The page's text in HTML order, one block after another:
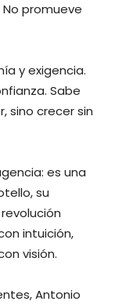
No promueve
y exigencia.
Sabe
sino crecer sin
es una
su
intuición,
visión.
Antonio